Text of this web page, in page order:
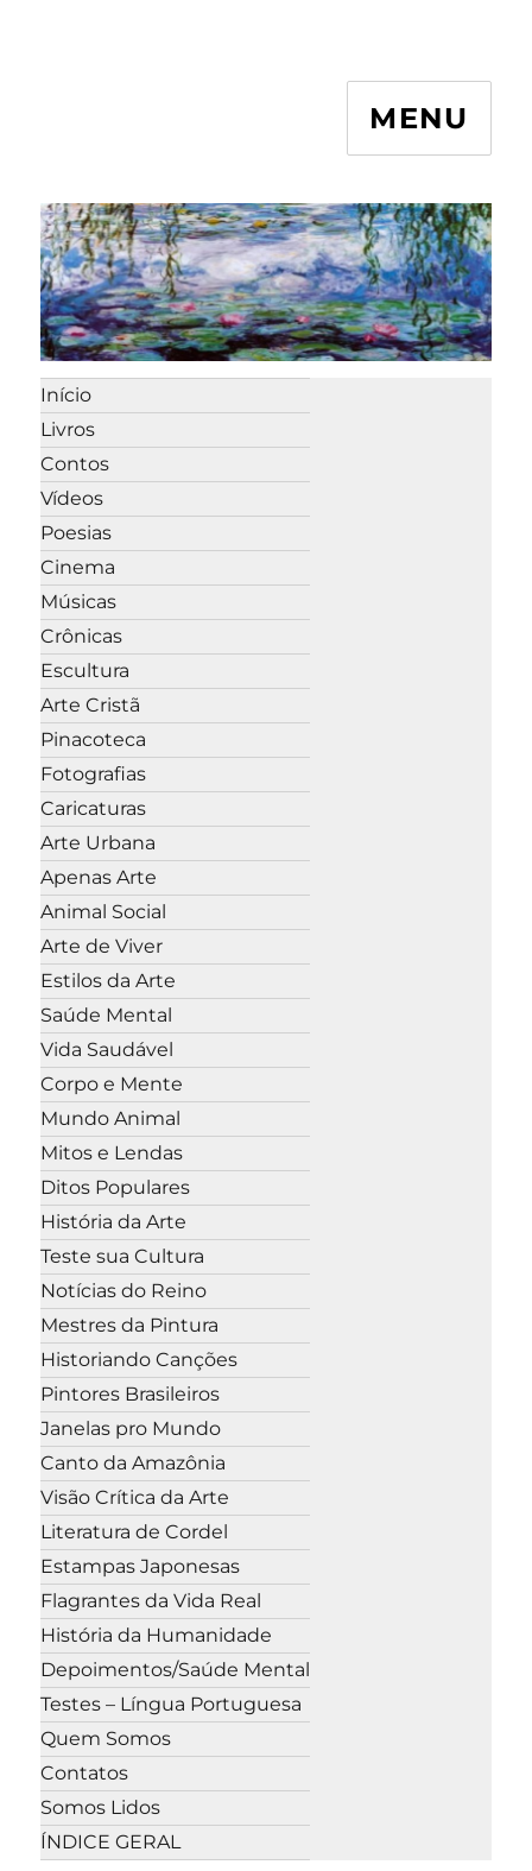
MENU
Início
Livros
Contos
Vídeos
Poesias
Cinema
Músicas
Crônicas
Escultura
Arte Cristã
Pinacoteca
Fotografias
Caricaturas
Arte Urbana
Apenas Arte
Animal Social
Arte de Viver
Estilos da Arte
Saúde Mental
Vida Saudável
Corpo e Mente
Mundo Animal
Mitos e Lendas
Ditos Populares
História da Arte
Teste sua Cultura
Notícias do Reino
Mestres da Pintura
Historiando Canções
Pintores Brasileiros
Janelas pro Mundo
Canto da Amazônia
Visão Crítica da Arte
Literatura de Cordel
Estampas Japonesas
Flagrantes da Vida Real
História da Humanidade
Depoimentos/Saúde Mental
Testes – Língua Portuguesa
Quem Somos
Contatos
Somos Lidos
ÍNDICE GERAL